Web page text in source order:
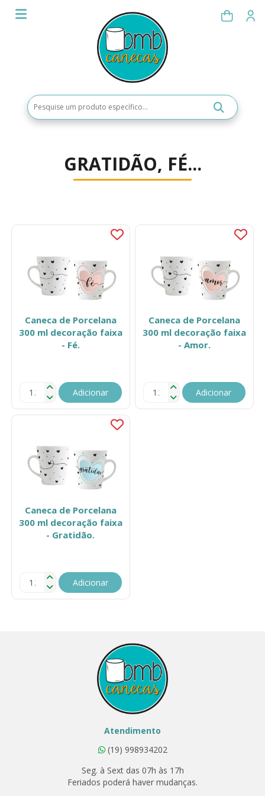
GRATIDÃO, FÉ...
Caneca de Porcelana
300 ml decoração faixa
- Fé.
Adicionar
Caneca de Porcelana
300 ml decoração faixa
- Amor.
Adicionar
Caneca de Porcelana
300 ml decoração faixa
- Gratidão.
Adicionar
Atendimento
(19) 998934202
Seg. à Sext das 07h às 17h
Feriados poderá haver mudanças.